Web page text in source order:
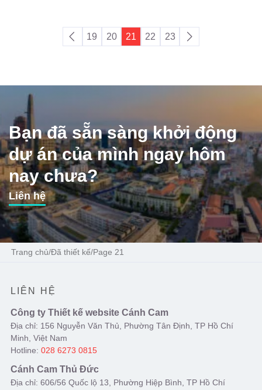
19 20 21 22 23
Bạn đã sẵn sàng khởi động
dự án của mình ngay hôm
nay chưa?
Liên hệ
Trang chủ/Đã thiết kế/Page 21
LIÊN HỆ
Công ty Thiết kế website Cánh Cam
Địa chỉ: 156 Nguyễn Văn Thủ, Phường Tân Định, TP Hồ Chí
Minh, Việt Nam
Hotline: 028 6273 0815
Cánh Cam Thủ Đức
Địa chỉ: 606/56 Quốc lộ 13, Phường Hiệp Bình, TP Hồ Chí